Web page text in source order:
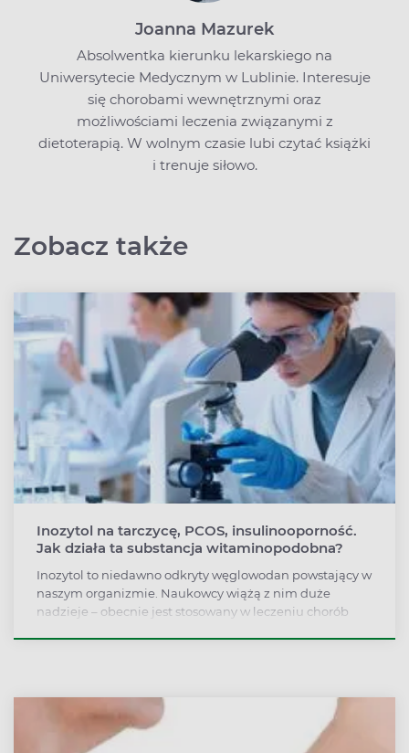
Joanna Mazurek
Absolwentka kierunku lekarskiego na
Uniwersytecie Medycznym w Lublinie. Interesuje
się chorobami wewnętrznymi oraz
możliwościami leczenia związanymi z
dietoterapią. W wolnym czasie lubi czytać książki
i trenuje siłowo.
Zobacz także
Inozytol na tarczycę, PCOS, insulinooporność.
Jak działa ta substancja witaminopodobna?
Inozytol to niedawno odkryty węglowodan powstający w
naszym organizmie. Naukowcy wiążą z nim duże
nadzieje – obecnie jest stosowany w leczeniu chorób